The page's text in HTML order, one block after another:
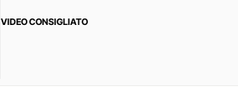
VIDEO CONSIGLIATO